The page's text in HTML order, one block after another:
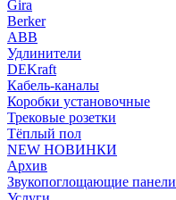
Gira
Berker
ABB
Удлинители
DEKraft
Кабель-каналы
Коробки установочные
Трековые розетки
Тёплый пол
NEW НОВИНКИ
Архив
Звукопоглощающие панели